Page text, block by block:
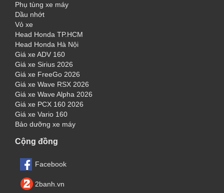
Phụ tùng xe máy
Dầu nhớt
Vỏ xe
Head Honda TP.HCM
Head Honda Hà Nội
Giá xe ADV 160
Giá xe Sirius 2026
Giá xe FreeGo 2026
Giá xe Wave RSX 2026
Giá xe Wave Alpha 2026
Giá xe PCX 160 2026
Giá xe Vario 160
Bảo dưỡng xe máy
Cộng đồng
Facebook
2banh.vn